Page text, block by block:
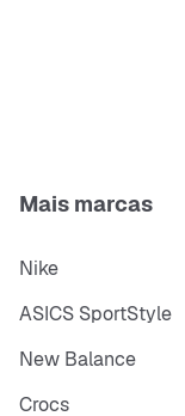
Mais marcas
Nike
ASICS SportStyle
New Balance
Crocs